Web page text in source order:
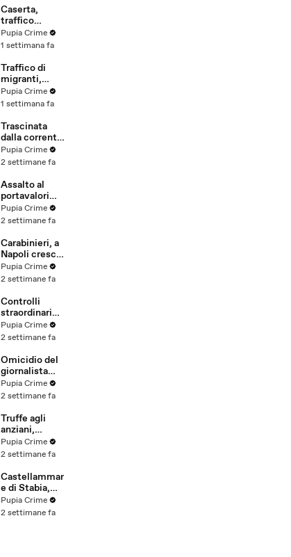
scoperto
sistema con
false
abitazioni
(29.07.26)
Caserta,
traffico
internazionale
di cocaina:
latitante
nigeriano
ricercato dal
2019
(28.07.26)
Pupia Crime
1 settimana fa
Traffico di
migranti,
smantellata
rete tra
altre 9
province: 18
arresti
(27.07.26)
Pupia Crime
1 settimana fa
Trascinata
dalla corrente
per 3
chilometri su
materassino:
salvata dalla
Polizia
(25.07.26)
Pupia Crime
2 settimane fa
Assalto al
portavalori
con 30 chili
d'oro sventato
arresti
(25.07.26)
Pupia Crime
2 settimane fa
Carabinieri, a
Napoli cresce
la "flotta
green": nuove
elettriche e
mezzi
sostenibili
anche sulle
isole
(25.07.26)
Pupia Crime
2 settimane fa
Controlli
straordinari
della Polizia a
Milano e
arresti, 29
denunce e
oltre 7mila
persone
identificate
(25.07.26)
Pupia Crime
2 settimane fa
Omicidio del
giornalista
Luca
Esposito:
killer, è un
26enne
tunisino
(25.07.26)
Pupia Crime
2 settimane fa
Truffe agli
anziani,
arrestato il
telefonista
colpi anche ad
Aversa, oltre
300mila euro
il bottino
stimato
Pupia Crime
2 settimane fa
Castellammar
e di Stabia,
l'ombra del
clan
Pupia Crime
2 settimane fa